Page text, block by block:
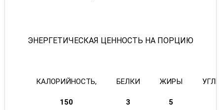
ЭНЕРГЕТИЧЕСКАЯ ЦЕННОСТЬ НА ПОРЦИЮ
КАЛОРИЙНОСТЬ, БЕЛКИ ЖИРЫ
150 3 5